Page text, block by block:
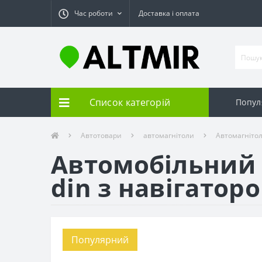
Час роботи Доставка і оплата
Список категорій
Автотовари автомагнітоли
din з
Популярний